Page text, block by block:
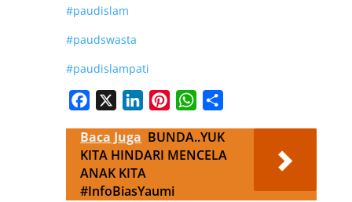
#paudislam
#paudswasta
#paudislampati
Facebook LinkedInPinterestWhatsApp
Baca Juga BUNDA..YUK
KITA HINDARI MENCELA
ANAK KITA
#InfoBiasYaumi